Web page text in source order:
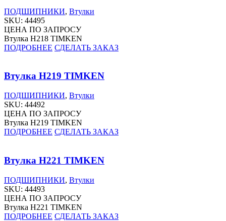
ПОДШИПНИКИ, Втулки
SKU: 44495
ЦЕНА ПО ЗАПРОСУ
Втулка H218 TIMKEN
ПОДРОБНЕЕ СДЕЛАТЬ ЗАКАЗ
Втулка H219 TIMKEN
ПОДШИПНИКИ, Втулки
SKU: 44492
ЦЕНА ПО ЗАПРОСУ
Втулка H219 TIMKEN
ПОДРОБНЕЕ СДЕЛАТЬ ЗАКАЗ
Втулка H221 TIMKEN
ПОДШИПНИКИ, Втулки
SKU: 44493
ЦЕНА ПО ЗАПРОСУ
Втулка H221 TIMKEN
ПОДРОБНЕЕ СДЕЛАТЬ ЗАКАЗ